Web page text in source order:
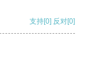
支持[0] 反对[0]